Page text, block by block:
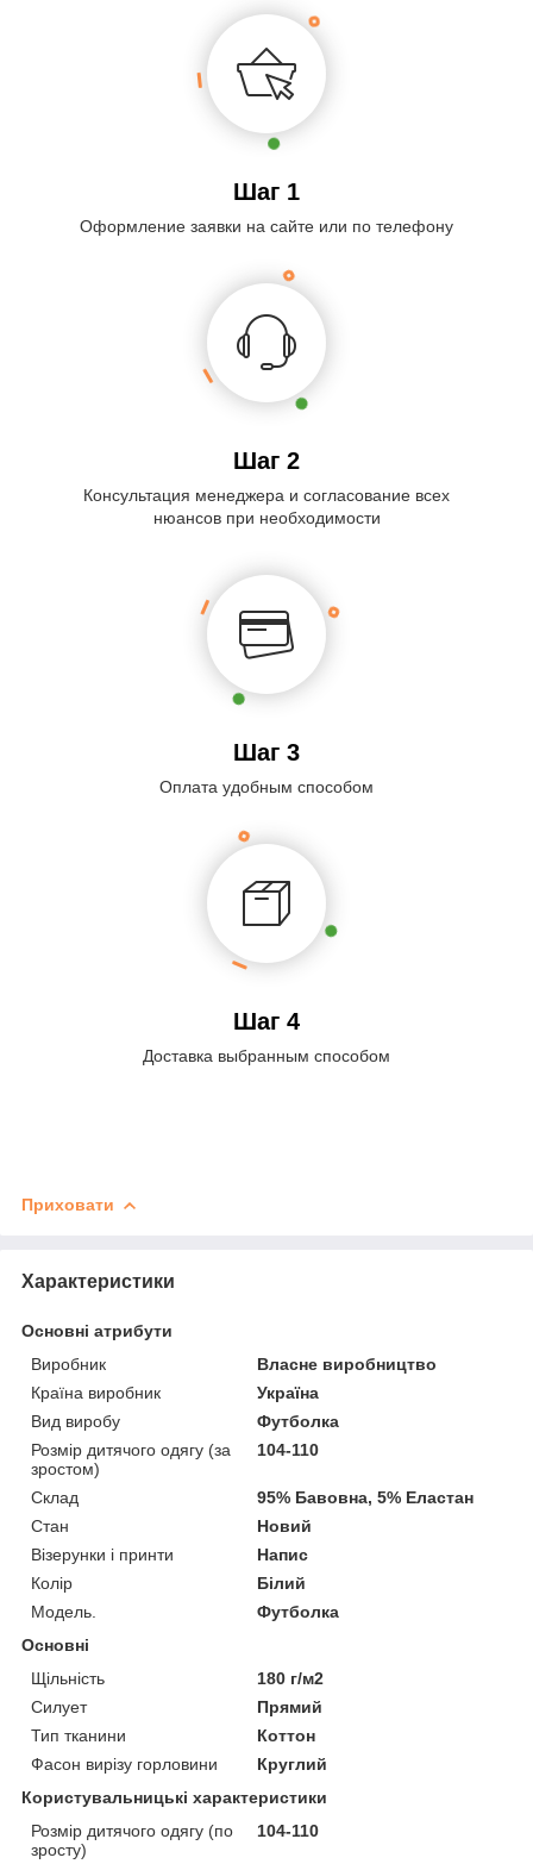
Шаг 1
Оформление заявки на сайте или по телефону
Шаг 2
Консультация менеджера и согласование всех
нюансов при необходимости
Шаг 3
Оплата удобным способом
Шаг 4
Доставка выбранным способом
Приховати
Характеристики
Основні атрибути
Виробник
Власне виробництво
Країна виробник
Україна
Вид виробу
Футболка
Розмір дитячого одягу (за
зростом)
104-110
Склад
95% Бавовна, 5% Еластан
Стан
Новий
Візерунки і принти
Напис
Колір
Білий
Мoдель.
Футболка
Основні
Щільність
180 г/м2
Силует
Прямий
Тип тканини
Коттон
Фасон вирізу горловини
Круглий
Користувальницькі характеристики
Розмір дитячого одягу (по
зросту)
104-110